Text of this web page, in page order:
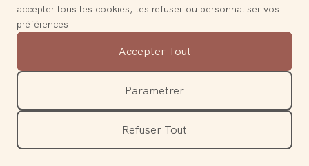
Clémentine
accepter tous les cookies, les refuser ou personnaliser vos
préférences.
Accepter Tout
Parametrer
Refuser Tout